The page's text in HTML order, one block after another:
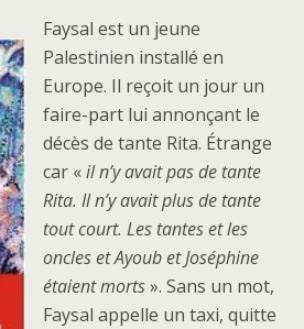
Faysal est un jeune
Palestinien installé en
Europe. Il reçoit un jour un
faire-part lui annonçant le
décès de tante Rita. Étrange
car «il n’y avait pas de tante
Rita. Il n’y avait plus de tante
tout court. Les tantes et les
oncles et Ayoub et Joséphine
étaient morts». Sans un mot,
Faysal appelle un taxi, quitte